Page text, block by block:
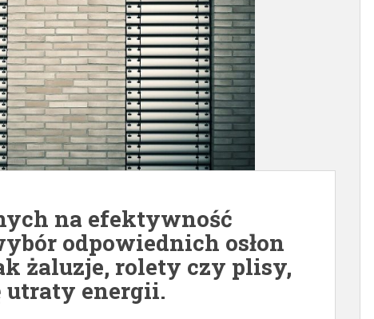
na efektywność
odpowiednich osłon
żaluzje, rolety czy plisy,
utraty energii.